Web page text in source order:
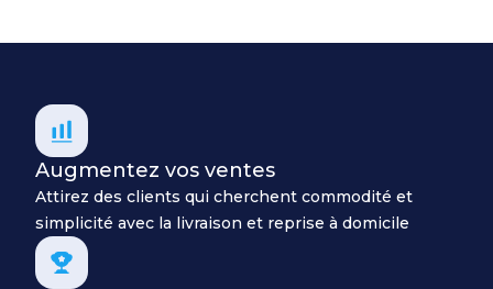
Augmentez vos ventes
Attirez des clients qui cherchent commodité et
simplicité avec la livraison et reprise à domicile